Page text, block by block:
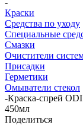
Краски
Средства по уходу
Специальные
Смазки
Очистители
Присадки
Герметики
Омыватели стекол
-Краска-спрей
450мл
Поделиться